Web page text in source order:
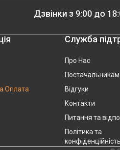
Дзвінки з 9:00 до
Оплата
Служба
Про Нас
Постачальникам
Відгуки
Контакти
Питання та
Політика та
конфіденційність